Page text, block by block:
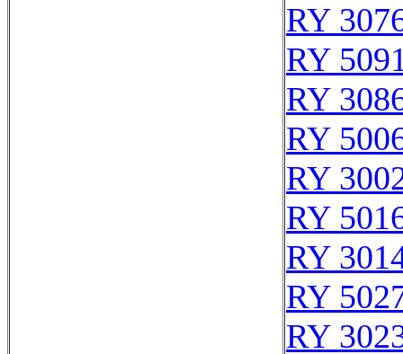
RY
RY
RY
RY
RY
RY
RY
RY
RY